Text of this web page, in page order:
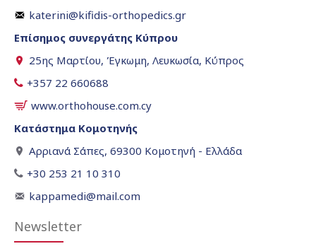
katerini@kifidis-orthopedics.gr
Επίσημος συνεργάτης Κύπρου
25ης Μαρτίου, Έγκωμη, Λευκωσία, Κύπρος
+357 22 660688
www.orthohouse.com.cy
Κατάστημα Κομοτηνής
Αρριανά Σάπες, 69300 Κομοτηνή - Ελλάδα
+30 253 21 10 310
kappamedi@mail.com
Newsletter